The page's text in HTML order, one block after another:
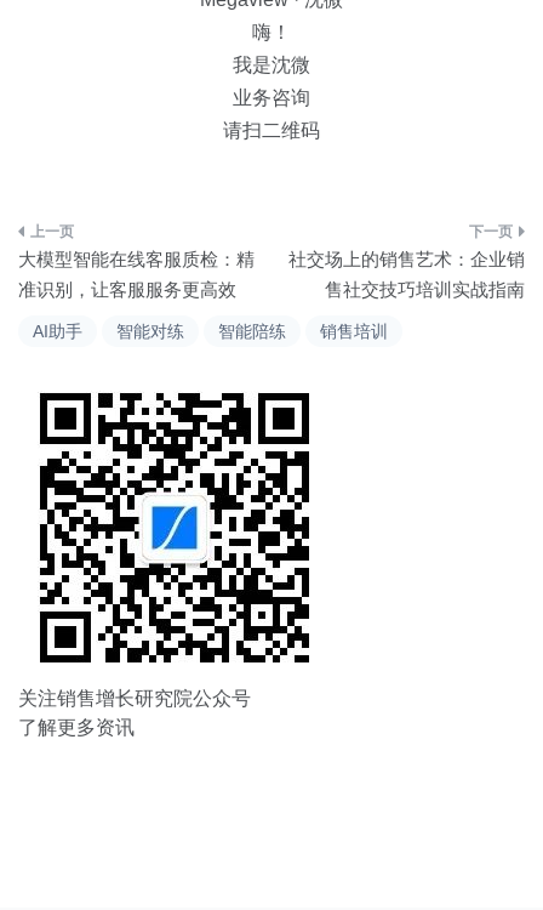
AI助手 智能对练 智能陪练 销售培训
嗨！
我是沈微
业务咨询
请扫二维码
文
章
导
航
大模型智能在线客服质检：精
准识别，让客服服务更高效
社交场上的销售艺术：企业销
售社交技巧培训实战指南
关注销售增长研究院公众号
了解更多资讯